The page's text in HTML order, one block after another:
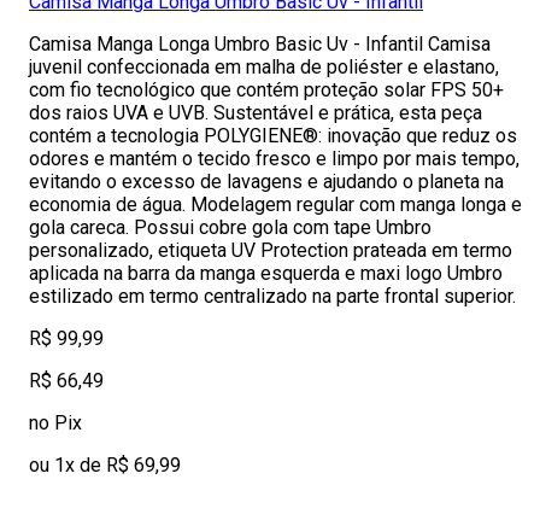
Camisa Manga Longa Umbro Basic Uv - Infantil Camisa
juvenil confeccionada em malha de poliéster e elastano,
com fio tecnológico que contém proteção solar FPS 50+
dos raios UVA e UVB. Sustentável e prática, esta peça
contém a tecnologia POLYGIENE®: inovação que reduz os
odores e mantém o tecido fresco e limpo por mais tempo,
evitando o excesso de lavagens e ajudando o planeta na
economia de água. Modelagem regular com manga longa e
gola careca. Possui cobre gola com tape Umbro
personalizado, etiqueta UV Protection prateada em termo
aplicada na barra da manga esquerda e maxi logo Umbro
estilizado em termo centralizado na parte frontal superior.
R$ 99,99
R$ 66,49
no Pix
ou 1x de R$ 69,99